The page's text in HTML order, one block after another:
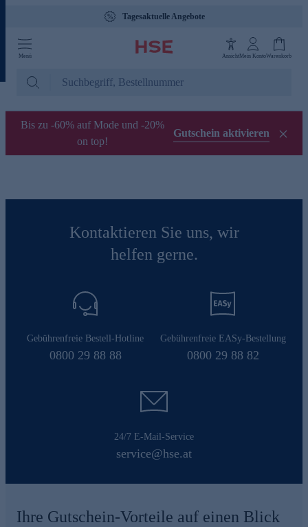
Tagesaktuelle Angebote
Menü AnsichtMein KontoWarenkorb
Bis zu -60% auf Mode und -20%
on top!
Gutschein aktivieren
Kontaktieren Sie uns, wir
helfen gerne.
Gebührenfreie Bestell-Hotline
0800 29 88 88
Gebührenfreie EASy-Bestellung
0800 29 88 82
24/7 E-Mail-Service
service@hse.at
Ihre Gutschein-Vorteile auf einen Blick